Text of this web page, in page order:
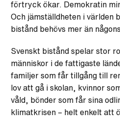
förtryck ökar. Demokratin
Och jämställdheten i världen
bistånd behövs mer än
Svenskt bistånd spelar stor
människor i de fattigaste
familjer som får tillgång till
lov att gå i skolan, kvinnor
våld, bönder som får sina
klimatkrisen – helt enkelt att